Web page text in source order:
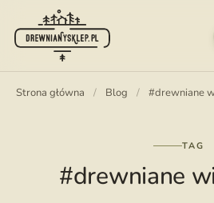
Strona główna / Blog / #drewniane
TAG
#drewniane